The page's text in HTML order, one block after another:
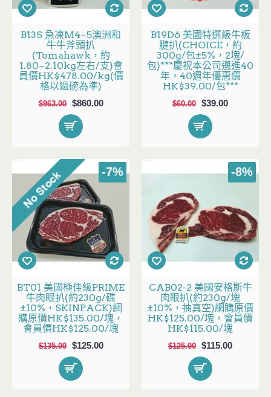
B13S 急凍M4~5澳洲和
牛牛斧頭扒
(Tomahawk，約
1.80~2.10kg左右/支)會
員價HK$478.00/kg(價
格以過磅為準)
$963.00 $860.00
B19D6 美國特選級牛板
腱扒(CHOICE，約
300g/包±5%，2塊/
包)***慶祝本公司邁進40
年，40週年優惠價
HK$39.00/包***
$60.00 $39.00
-7%
BT01 美國極佳級PRIME
牛肉眼扒(約230g/碟
±10%，SKINPACK)網
購原價HK$135.00/塊，
會員價HK$125.00/塊
$135.00 $125.00
-8%
CAB02-2 美國安格斯牛
肉眼扒(約230g/塊
±10%，抽真空)網購原價
HK$125.00/塊，會員價
HK$115.00/塊
$125.00 $115.00